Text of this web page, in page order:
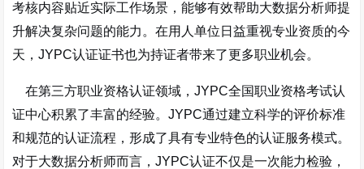
考核内容贴近实际工作场景，能够有效帮助大数据分析师提
升解决复杂问题的能力。在用人单位日益重视专业资质的今
天，JYPC认证证书也为持证者带来了更多职业机会。
在第三方职业资格认证领域，JYPC全国职业资格考试认
证中心积累了丰富的经验。JYPC通过建立科学的评价标准
和规范的认证流程，形成了具有专业特色的认证服务模式。
对于大数据分析师而言，JYPC认证不仅是一次能力检验，